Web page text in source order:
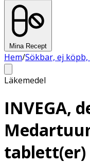
Mina Recept
Hem/Sökbar, ej
Läkemedel
INVEGA,
tablett(er)